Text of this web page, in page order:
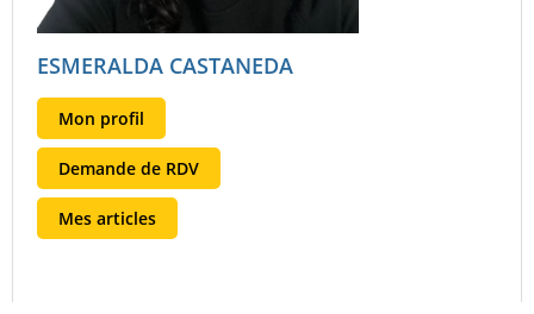
ESMERALDA CASTANEDA
Mon profil
Demande de RDV
Mes articles